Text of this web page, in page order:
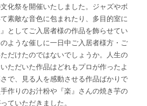
化祭を開催いたしました。ジャズやボ
素敵な音色に包まれたり、多目的室に
としてご入居者様の作品を飾らせてい
ような催しに一日中ご入居者様方・ご
だけたのではないでしょうか。人生の
ただいた作品はどれもプロが作ったよ
で、見る人を感動させる作品ばかりで
作りのお汁粉や『楽』さんの焼き芋の
ていただきました。